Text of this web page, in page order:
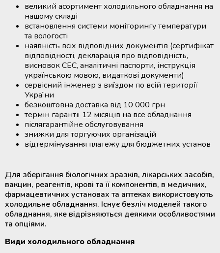
великий асортимент холодильного обладнання на
нашому складі
встановлення системи моніторингу температури
та вологості
наявність всіх відповідних документів (сертифікат
відповідності, декларація про відповідність,
висновок СЕС, аналітичні паспорти, інструкція
українською мовою, видаткові документи)
сервісний інженер з виїздом по всій території
України
безкоштовна доставка від 10 000 грн
термін гарантії 12 місяців на все обладнання
післягарантійне обслуговування
знижки для торгуючих організацій
відтермінування платежу для бюджетних установ
Для зберігання біологічних зразків, лікарських засобів,
вакцин, реагентів, крові та її компонентів, в медичних,
фармацевтичних установах та аптеках використовують
холодильне обладнання. Існує безліч моделей такого
обладнання, яке відрізняються деякими особливостями
та опціями.
Види холодильного обладнання